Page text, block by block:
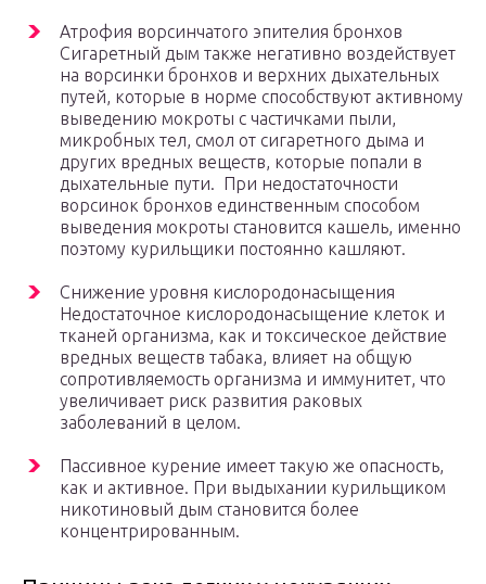
Атрофия ворсинчатого эпителия бронхов
Сигаретный дым также негативно воздействует
на ворсинки бронхов и верхних дыхательных
путей, которые в норме способствуют активному
выведению мокроты с частичками пыли,
микробных тел, смол от сигаретного дыма и
других вредных веществ, которые попали в
дыхательные пути. При недостаточности
ворсинок бронхов единственным способом
выведения мокроты становится кашель, именно
поэтому курильщики постоянно кашляют.
Снижение уровня кислородонасыщения
Недостаточное кислородонасыщение клеток и
тканей организма, как и токсическое действие
вредных веществ табака, влияет на общую
сопротивляемость организма и иммунитет, что
увеличивает риск развития раковых
заболеваний в целом.
Пассивное курение имеет такую же опасность,
как и активное. При выдыхании курильщиком
никотиновый дым становится более
концентрированным.